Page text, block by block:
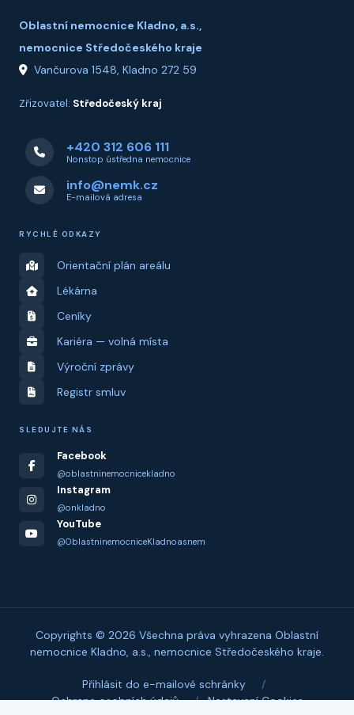
Oblastní nemocnice Kladno, a.s.,
nemocnice Středočeského kraje
Vančurova 1548, Kladno 272 59
Zřizovatel: Středočeský kraj
+420 312 606 111
Nonstop ústředna nemocnice
info@nemk.cz
E-mailová adresa
RYCHLÉ ODKAZY
Orientační plán areálu
Lékárna
Ceníky
Kariéra — volná místa
Výroční zprávy
Registr smluv
SLEDUJTE NÁS
Facebook
@oblastninemocnicekladno
Instagram
@onkladno
YouTube
@OblastninemocniceKladnoasnem
Copyrights © 2026 Všechna práva vyhrazena Oblastní
nemocnice Kladno, a.s., nemocnice Středočeského kraje.
Přihlásit do e-mailové schránky
/
Ochrana osobních údajů
/ Nastavení Cookies